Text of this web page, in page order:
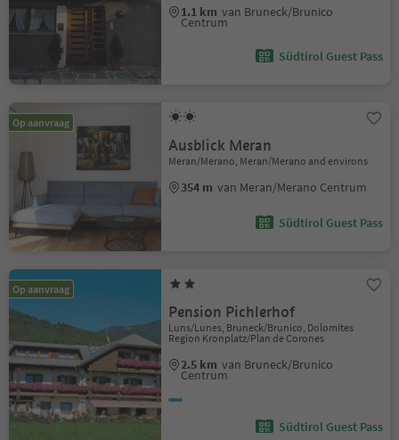
1.1 km van Bruneck/Brunico
Centrum
Südtirol Guest Pass
Op aanvraag
Ausblick Meran
Meran/Merano, Meran/Merano and environs
354 m van Meran/Merano Centrum
Südtirol Guest Pass
Op aanvraag
Pension Pichlerhof
Luns/Lunes, Bruneck/Brunico, Dolomites
Region Kronplatz/Plan de Corones
2.5 km van Bruneck/Brunico
Centrum
Südtirol Guest Pass